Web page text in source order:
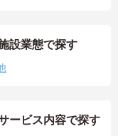
設業態で探す
ービス内容で探す